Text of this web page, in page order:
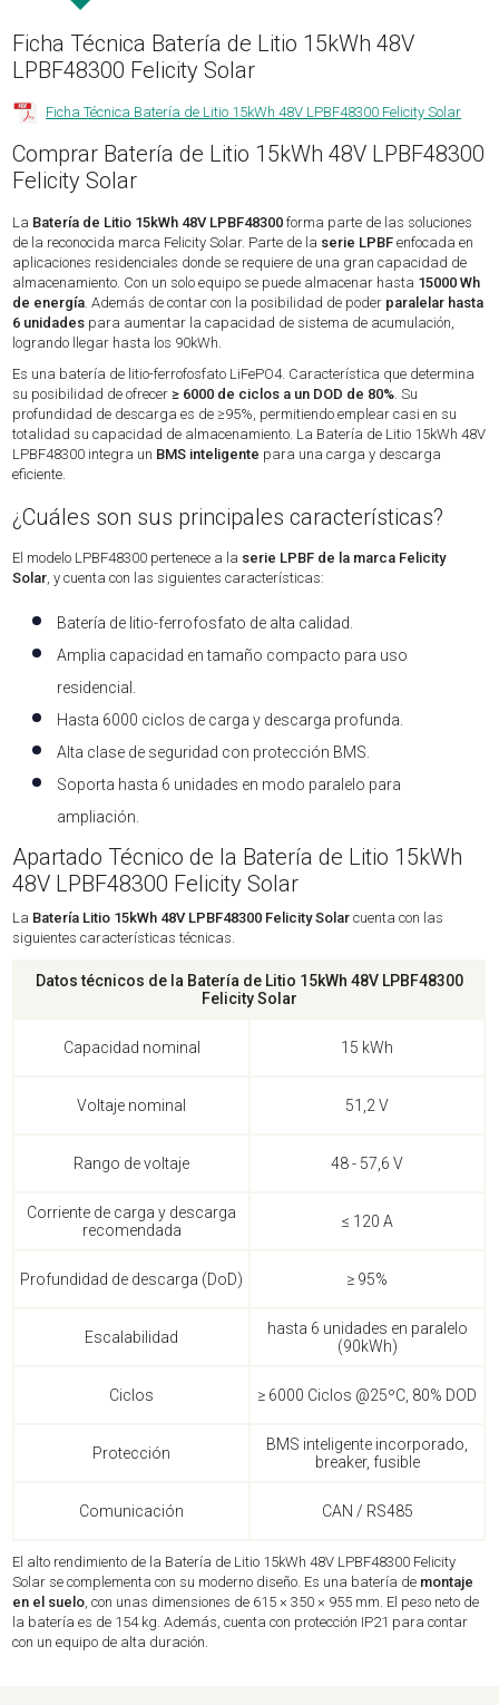
Ficha Técnica Batería de Litio 15kWh 48V
LPBF48300 Felicity Solar
Ficha Técnica Batería de Litio 15kWh 48V LPBF48300 Felicity Solar
Comprar Batería de Litio 15kWh 48V LPBF48300
Felicity Solar
La Batería de Litio 15kWh 48V LPBF48300 forma parte de las soluciones
de la reconocida marca Felicity Solar. Parte de la serie LPBF enfocada en
aplicaciones residenciales donde se requiere de una gran capacidad de
almacenamiento. Con un solo equipo se puede almacenar hasta 15000 Wh
de energía . Además de contar con la posibilidad de poder paralelar hasta
6 unidades para aumentar la capacidad de sistema de acumulación,
logrando llegar hasta los 90kWh.
Es una batería de litio-ferrofosfato LiFePO4. Característica que determina
su posibilidad de ofrecer≥ 6000 de ciclos a un DOD de 80% . Su
profundidad de descarga es de ≥95%, permitiendo emplear casi en su
totalidad su capacidad de almacenamiento. La Batería de Litio 15kWh 48V
LPBF48300 integra un BMS inteligente para una carga y descarga
eficiente.
¿Cuáles son sus principales características?
El modelo LPBF48300 pertenece a la serie LPBF de la marca Felicity
Solar, y cuenta con las siguientes características:
Batería de litio-ferrofosfato de alta calidad.
Amplia capacidad en tamaño compacto para uso
residencial.
Hasta 6000 ciclos de carga y descarga profunda.
Alta clase de seguridad con protección BMS.
Soporta hasta 6 unidades en modo paralelo para
ampliación.
Apartado Técnico de la Batería de Litio 15kWh
48V LPBF48300 Felicity Solar
La Batería Litio 15kWh 48V LPBF48300 Felicity Solarcuenta con las
siguientes características técnicas.
Datos técnicos de la Batería de Litio 15kWh 48V LPBF48300
Felicity Solar
Capacidad nominal 15 kWh
Voltaje nominal 51,2 V
Rango de voltaje 48 - 57,6 V
Corriente de carga y descarga
recomendada
≤ 120 A
Profundidad de descarga (DoD) ≥ 95%
Escalabilidad
hasta 6 unidades en paralelo
(90kWh)
Ciclos ≥ 6000 Ciclos @25ºC, 80% DOD
Protección
BMS inteligente incorporado,
breaker, fusible
Comunicación CAN / RS485
El alto rendimiento de la Batería de Litio 15kWh 48V LPBF48300 Felicity
Solar se complementa con su moderno diseño. Es una batería de montaje
en el suelo, con unas dimensiones de 615 × 350 × 955 mm. El peso neto de
la batería es de 154 kg. Además, cuenta con protección IP21 para contar
con un equipo de alta duración.